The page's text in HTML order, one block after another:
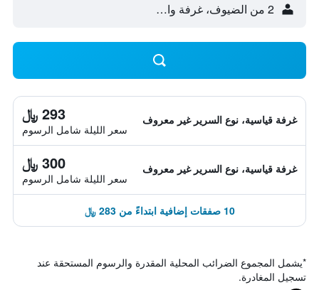
2 من الضيوف، غرفة واحدة
غرفة قياسية، نوع السرير غير معروف 293 ﷼
سعر الليلة شامل الرسوم
غرفة قياسية، نوع السرير غير معروف 300 ﷼
سعر الليلة شامل الرسوم
10 صفقات إضافية ابتداءً من 283 ﷼
*يشمل المجموع الضرائب المحلية المقدرة والرسوم المستحقة عند
تسجيل المغادرة.